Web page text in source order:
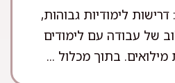
לימודיות גבוהות,
של עבודה עם לימודים
מילואים. בתוך מכלול ...